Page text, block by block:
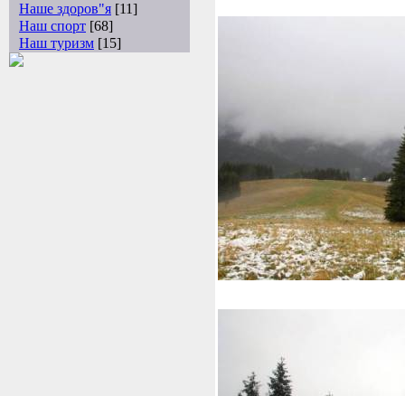
Наше здоров"я [11]
Наш спорт [68]
Наш туризм [15]